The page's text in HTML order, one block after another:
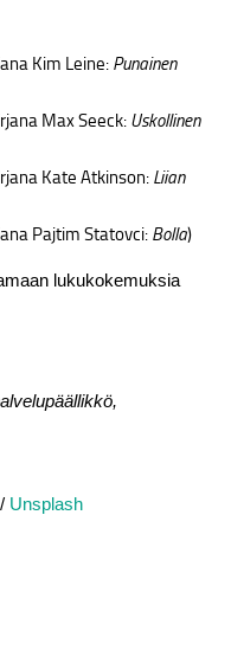
Kim Leine: Punainen
Max Seeck: Uskollinen
Kate Atkinson: Liian
Pajtim Statovci: Bolla)
lukukokemuksia
/ Unsplash